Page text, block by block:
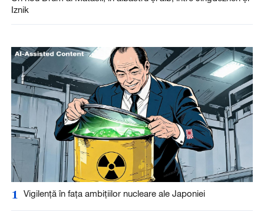
Iznik
1 Vigilență în fața ambițiilor nucleare ale Japoniei